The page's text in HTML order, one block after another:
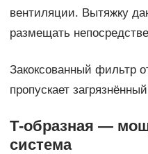
вентиляции. Вытяжку
размещать
Закоксованный фильтр
пропускает
Т-образная —
система